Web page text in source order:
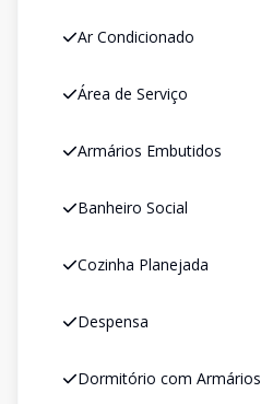
Ar Condicionado
Área de Serviço
Armários Embutidos
Banheiro Social
Cozinha Planejada
Despensa
Dormitório com Armários